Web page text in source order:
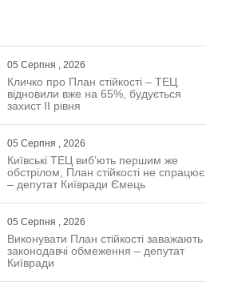
05 Серпня , 2026
Кличко про План стійкості – ТЕЦ
відновили вже на 65%, будується
захист ІІ рівня
05 Серпня , 2026
Київські ТЕЦ виб’ють першим же
обстрілом, План стійкості не спрацює
– депутат Київради Ємець
05 Серпня , 2026
Виконувати План стійкості заважають
законодавчі обмеження – депутат
Київради